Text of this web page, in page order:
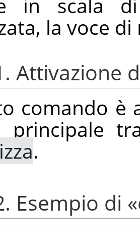
la voce
Attivazione
comando è
principale
.
Esempio di «